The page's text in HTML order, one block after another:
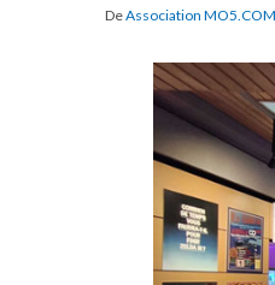
DeAssociation MO5.COM